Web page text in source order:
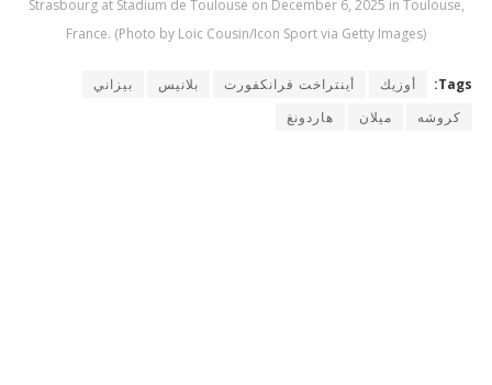
Strasbourg at Stadium de Toulouse on December 6, 2025 in Toulouse,
France. (Photo by Loic Cousin/Icon Sport via Getty Images)
Tags: أوزيك أينتراخت فرانكفورت بلانيس
بيزاني
كروشه
ميلان هاردونغ